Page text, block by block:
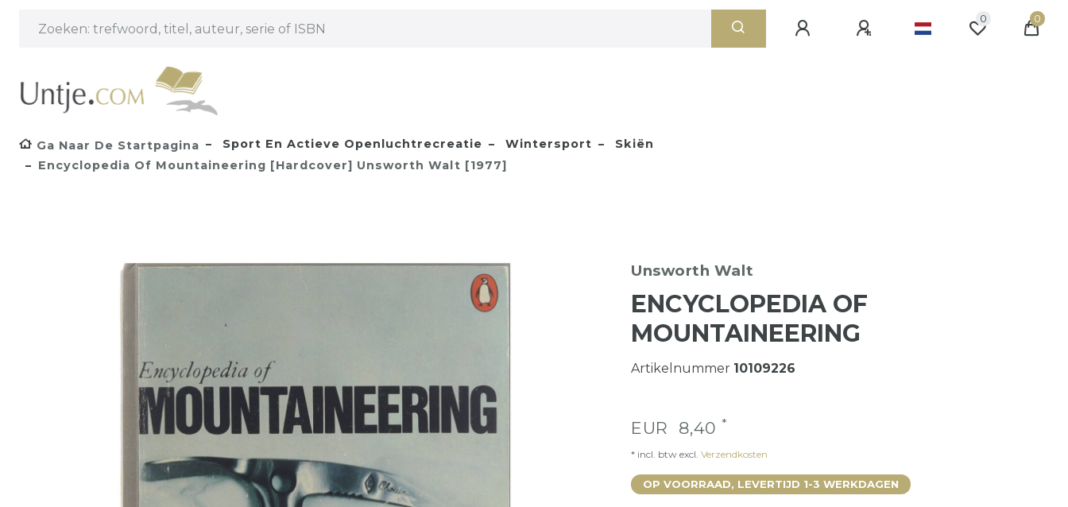
0 0
Ga Naar De Startpagina Sport En Actieve Openluchtrecreatie Wintersport
Skiën
Encyclopedia Of Mountaineering [Hardcover] Unsworth Walt [1977]
Unsworth Walt
ENCYCLOPEDIA OF
MOUNTAINEERING
Artikelnummer 10109226
EUR 8,40 *
* incl. btw excl. Verzendkosten
OP VOORRAAD, LEVERTIJD 1-3 WERKDAGEN